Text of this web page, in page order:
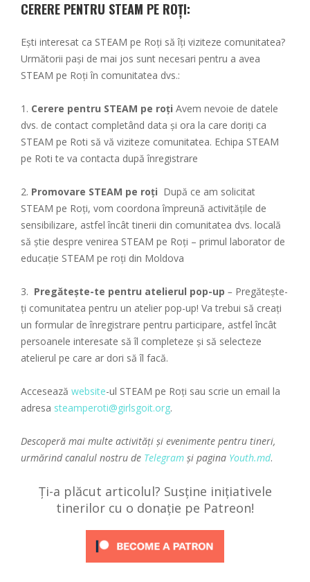
CERERE PENTRU STEAM PE ROȚI:
Ești interesat ca STEAM pe Roți să îți viziteze comunitatea?
Următorii pași de mai jos sunt necesari pentru a avea
STEAM pe Roți în comunitatea dvs.:
1. Cerere pentru STEAM pe roți Avem nevoie de datele
dvs. de contact completând data și ora la care doriți ca
STEAM pe Roti să vă viziteze comunitatea. Echipa STEAM
pe Roti te va contacta după înregistrare
2. Promovare STEAM pe roți După ce am solicitat
STEAM pe Roți, vom coordona împreună activitățile de
sensibilizare, astfel încât tinerii din comunitatea dvs. locală
să știe despre venirea STEAM pe Roți – primul laborator de
educație STEAM pe roți din Moldova
3. Pregătește-te pentru atelierul pop-up – Pregătește-
ți comunitatea pentru un atelier pop-up! Va trebui să creați
un formular de înregistrare pentru participare, astfel încât
persoanele interesate să îl completeze și să selecteze
atelierul pe care ar dori să îl facă.
Accesează website-ul STEAM pe Roți sau scrie un email la
adresa steamperoti@girlsgoit.org.
Descoperă mai multe activități și evenimente pentru tineri,
urmărind canalul nostru de Telegram și pagina Youth.md.
Ți-a plăcut articolul? Susține inițiativele
tinerilor cu o donație pe Patreon!